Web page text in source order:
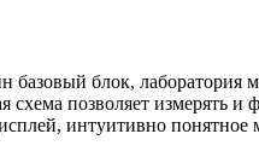
базовый блок, лаборатория
схема позволяет измерять
интуитивно понятное